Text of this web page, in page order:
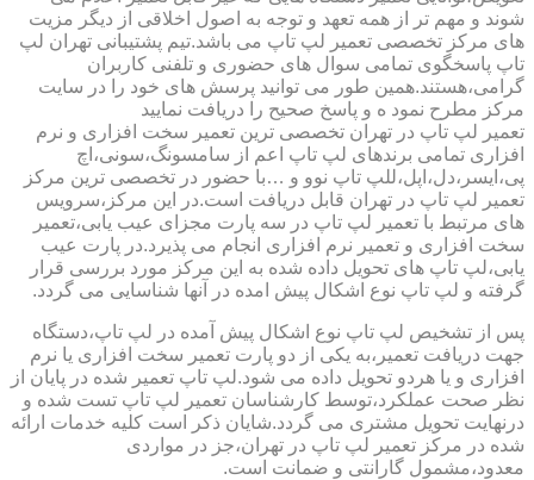
شوند و مهم تر از همه تعهد و توجه به اصول اخلاقی از دیگر مزیت
های مرکز تخصصی تعمیر لپ تاپ می باشد.تیم پشتیبانی تهران لپ
تاپ پاسخگوی تمامی سوال های حضوری و تلفنی کاربران
گرامی،هستند.همین طور می توانید پرسش های خود را در سایت
مرکز مطرح نمود ه و پاسخ صحیح را دریافت نمایید
تعمیر لپ تاپ در تهران تخصصی ترین تعمیر سخت افزاری و نرم
افزاری تمامی برندهای لپ تاپ اعم از سامسونگ،سونی،اچ
پی،ایسر،دل،اپل،للپ تاپ نوو و …با حضور در تخصصی ترین مرکز
تعمیر لپ تاپ در تهران قابل دریافت است.در این مرکز،سرویس
های مرتبط با تعمیر لپ تاپ در سه پارت مجزای عیب یابی،تعمیر
سخت افزاری و تعمیر نرم افزاری انجام می پذیرد.در پارت عیب
یابی،لپ تاپ های تحویل داده شده به این مرکز مورد بررسی قرار
گرفته و لپ تاپ نوع اشکال پیش امده در آنها شناسایی می گردد.
پس از تشخیص لپ تاپ نوع اشکال پیش آمده در لپ تاپ،دستگاه
جهت دریافت تعمیر،به یکی از دو پارت تعمیر سخت افزاری یا نرم
افزاری و یا هردو تحویل داده می شود.لپ تاپ تعمیر شده در پایان از
نظر صحت عملکرد،توسط کارشناسان تعمیر لپ تاپ تست شده و
درنهایت تحویل مشتری می گردد.شایان ذکر است کلیه خدمات ارائه
شده در مرکز تعمیر لپ تاپ در تهران،جز در مواردی
معدود،مشمول گارانتی و ضمانت است.